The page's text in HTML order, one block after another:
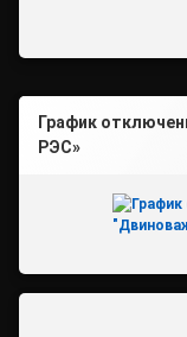
График
РЭС»